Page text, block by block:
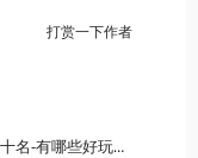
打赏一下作者
二次元手游排行榜2025-二次元手游排行榜前十名-有哪些好玩的二次元手游推荐